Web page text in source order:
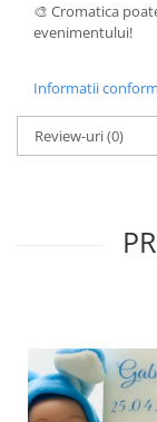
🎨 Cromatica
evenimentului!
Informatii
Review-uri(0)